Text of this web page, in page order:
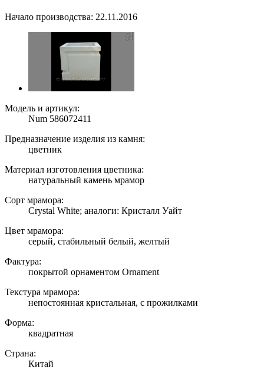
Начало производства: 22.11.2016
Модель и артикул:
Num 586072411
Предназначение изделия из камня:
цветник
Материал изготовления цветника:
натуральный камень мрамор
Сорт мрамора:
Crystal White; аналоги: Кристалл Уайт
Цвет мрамора:
серый, стабильный белый, желтый
Фактура:
покрытой орнаментом Ornament
Текстура мрамора:
непостоянная кристальная, с прожилками
Форма:
квадратная
Страна:
Китай